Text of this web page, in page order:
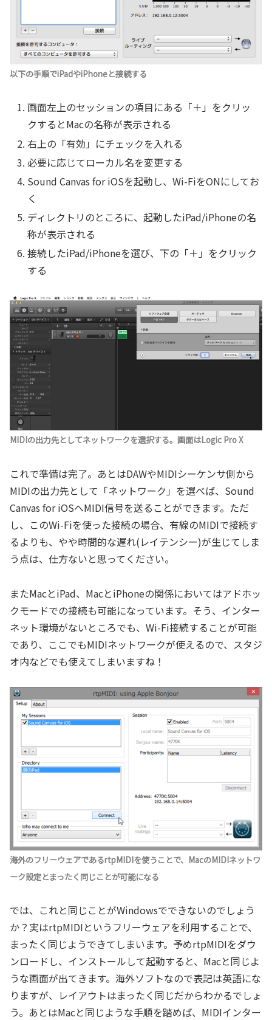
以下の手順でiPadやiPhoneと接続する
画面左上のセッションの項目にある「＋」をクリッ
クするとMacの名称が表示される
右上の「有効」にチェックを入れる
必要に応じてローカル名を変更する
Sound Canvas for iOSを起動し、Wi-FiをONにしてお
く
ディレクトリのところに、起動したiPad/iPhoneの名
称が表示される
接続したiPad/iPhoneを選び、下の「＋」をクリック
する
MIDIの出力先としてネットワークを選択する。画面はLogic Pro X
これで準備は完了。あとはDAWやMIDIシーケンサ側から
MIDIの出力先として「ネットワーク」を選べば、Sound
Canvas for iOSへMIDI信号を送ることができます。ただ
し、このWi-Fiを使った接続の場合、有線のMIDIで接続す
るよりも、やや時間的な遅れ(レイテンシー)が生じてしま
う点は、仕方ないと思ってください。
またMacとiPad、MacとiPhoneの関係においてはアドホッ
クモードでの接続も可能になっています。そう、インター
ネット環境がないところでも、Wi-Fi接続することが可能
であり、ここでもMIDIネットワークが使えるので、スタジ
オ内などでも使えてしまいますね！
海外のフリーウェアであるrtpMIDIを使うことで、MacのMIDIネットワ
ーク設定とまったく同じことが可能になる
では、これと同じことがWindowsでできないのでしょう
か？実はrtpMIDIというフリーウェアを利用することで、
まったく同じようできてしまいます。予めrtpMIDIをダウ
ンロードし、インストールして起動すると、Macと同じよ
うな画面が出てきます。海外ソフトなので表記は英語にな
りますが、レイアウトはまったく同じだからわかるでしょ
う。あとはMacと同じような手順を踏めば、MIDIインター